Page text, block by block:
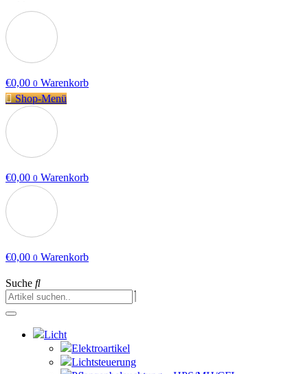
€0,00 0 Warenkorb
Shop-Menü
€0,00 0 Warenkorb
€0,00 0 Warenkorb
Suche
Licht
Elektroartikel
Lichtsteuerung